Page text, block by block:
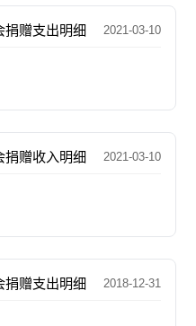
捐赠支出明细 2021-03-10
捐赠收入明细 2021-03-10
捐赠支出明细 2018-12-31